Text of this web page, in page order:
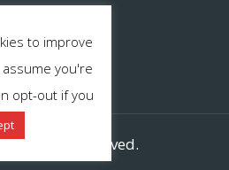
All rights reserved.
to improve
you're
opt-out if you